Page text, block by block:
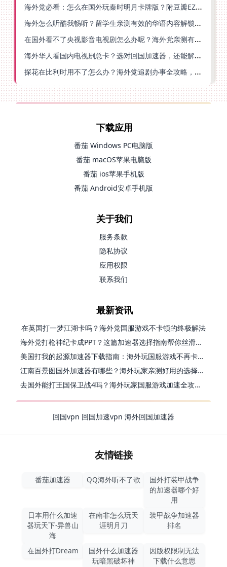
海外党必看：怎么在国外玩秦时明月卡牌版？附豆瓣EZCast地区限制破解法
海外怎么听酷我畅听？留学生亲测有效的华语内容解锁指南
在国外看不了央视影音电视剧怎么办呢？海外党亲测有效的回国加速方案
海外华人看国内电视剧总卡？选对回国加速器，还能解决菲律宾打不开反诈中心的问题
探花在比利时用不了怎么办？海外党追剧办事全攻略，选对加速器就够了
下载应用
番茄 Windows PC电脑版
番茄 macOS苹果电脑版
番茄 ios苹果手机版
番茄 Android安卓手机版
关于我们
服务条款
隐私协议
应用权限
联系我们
最新资讯
在英国打一梦江湖卡吗？海外党国服游戏不卡顿的终极解法
海外党打枪神纪卡成PPT？这篇加速器选择指南帮你丝滑上分
美国打我的起源加速器下载指南：海外玩国服游戏不再卡的终极方案
江南百景图国外加速器有哪些？海外玩家亲测好用的选择与避坑指南
去国外能打王国保卫战4吗？海外玩家国服游戏加速全攻略（附公主连结幻想江湖实测）
回国vpn 回国加速vpn 海外回国加速器
友情链接
番茄加速器 QQ海外听不了歌
国外打装甲战争
的加速器哪个好
用
日本用什么加速
器玩天下-异兽山
海
在南非怎么玩天
涯明月刀
装甲战争加速器
排名
在国外打Dream
国外什么加速器
玩暗黑破坏神
因版权限制无法
下载什么意思